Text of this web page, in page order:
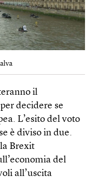
il
decidere se
L’esito del voto
è diviso in due.
Brexit
del
all’uscita